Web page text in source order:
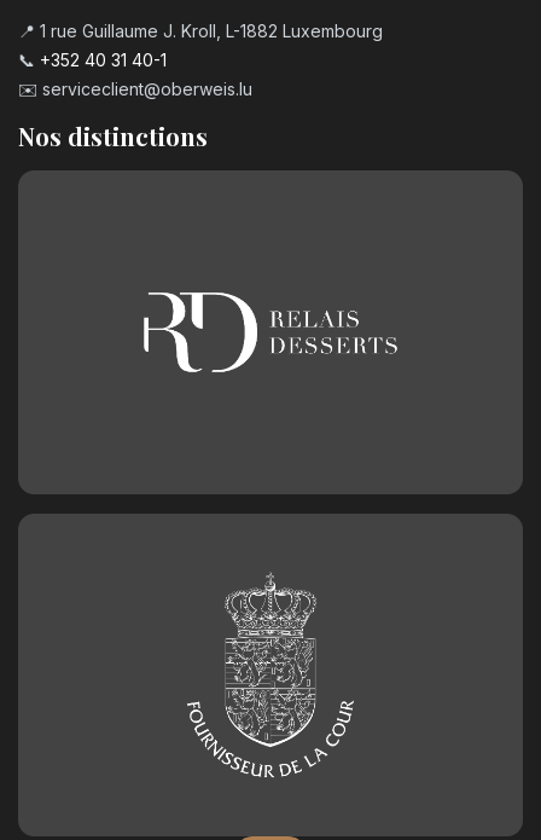
📍 1 rue Guillaume J. Kroll, L-1882 Luxembourg
📞 +352 40 31 40-1
✉️ serviceclient@oberweis.lu
Nos distinctions